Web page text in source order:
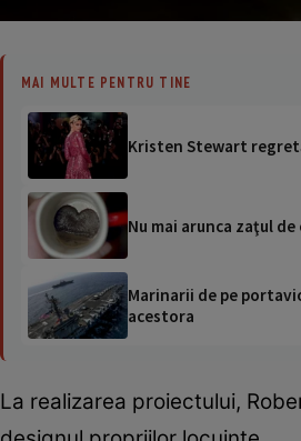
MAI MULTE PENTRU TINE
Kristen Stewart
Nu mai arunca zaţul
Marinarii de pe
acestora
La realizarea proiectului,